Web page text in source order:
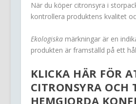
När du köper citronsyra i
kontrollera produktens kvalitet
Ekologiskamärkningar är en
produkten är framställd på ett
KLICKA HÄR FÖR
CITRONSYRA OCH
HEMGJORDA